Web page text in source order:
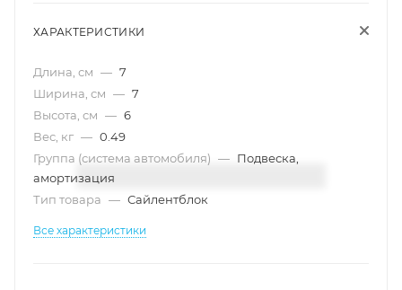
ХАРАКТЕРИСТИКИ
Длина, см — 7
Ширина, см — 7
Высота, см — 6
Вес, кг — 0.49
Группа (система автомобиля) — Подвеска,
амортизация
Тип товара — Сайлентблок
Все характеристики